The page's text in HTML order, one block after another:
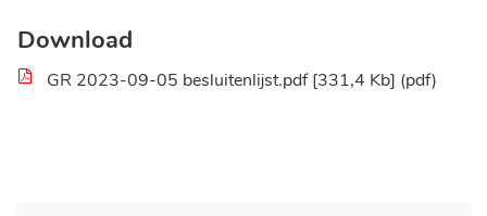
Download
GR 2023-09-05 besluitenlijst.pdf 331,4 Kb pdf